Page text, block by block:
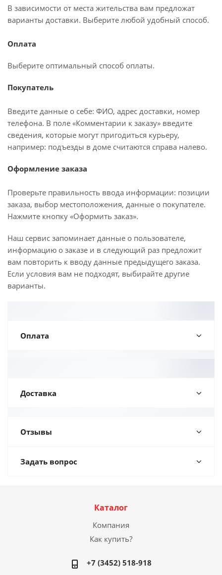
В зависимости от места жительства вам предложат
варианты доставки. Выберите любой удобный способ.
Оплата
Выберите оптимальный способ оплаты.
Покупатель
Введите данные о себе: ФИО, адрес доставки, номер
телефона. В поле «Комментарии к заказу» введите
сведения, которые могут пригодиться курьеру,
например: подъезды в доме считаются справа налево.
Оформление заказа
Проверьте правильность ввода информации: позиции
заказа, выбор местоположения, данные о покупателе.
Нажмите кнопку «Оформить заказ».
Наш сервис запоминает данные о пользователе,
информацию о заказе и в следующий раз предложит
вам повторить к вводу данные предыдущего заказа.
Если условия вам не подходят, выбирайте другие
варианты.
Оплата
Доставка
Отзывы
Задать вопрос
Каталог
Компания
Как купить?
+7 (3452) 518-918